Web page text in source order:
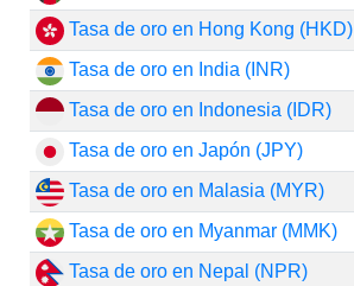
Tasa de oro en Hong Kong (HKD)
Tasa de oro en India (INR)
Tasa de oro en Indonesia (IDR)
Tasa de oro en Japón (JPY)
Tasa de oro en Malasia (MYR)
Tasa de oro en Myanmar (MMK)
Tasa de oro en Nepal (NPR)